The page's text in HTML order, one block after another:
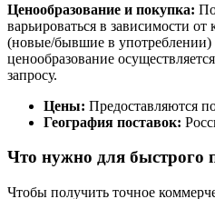
Ценообразование и покупка:
варьироваться в зависимости
(новые/бывшие в употреблении)
ценообразование
запросу.
Цены: Предоставляются
География поставок:
Что нужно для быстрого
Чтобы получить точное